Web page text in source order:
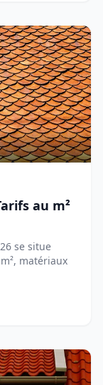
au m²
se situe
matériaux